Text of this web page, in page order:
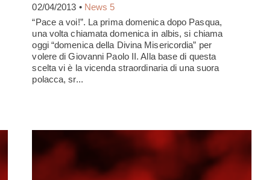
02/04/2013 • News 5
“Pace a voi!”. La prima domenica dopo Pasqua,
una volta chiamata domenica in albis, si chiama
oggi “domenica della Divina Misericordia” per
volere di Giovanni Paolo II. Alla base di questa
scelta vi è la vicenda straordinaria di una suora
polacca, sr...